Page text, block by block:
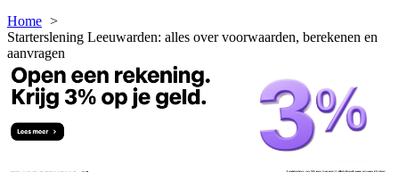
Home
Starterslening Leeuwarden: alles over voorwaarden, berekenen en
aanvragen